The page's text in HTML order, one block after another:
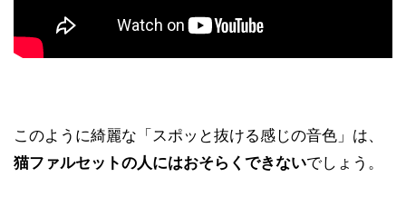
このように綺麗な「スポッと抜ける感じの音色」は、
猫ファルセットの人にはおそらくできないでしょう。